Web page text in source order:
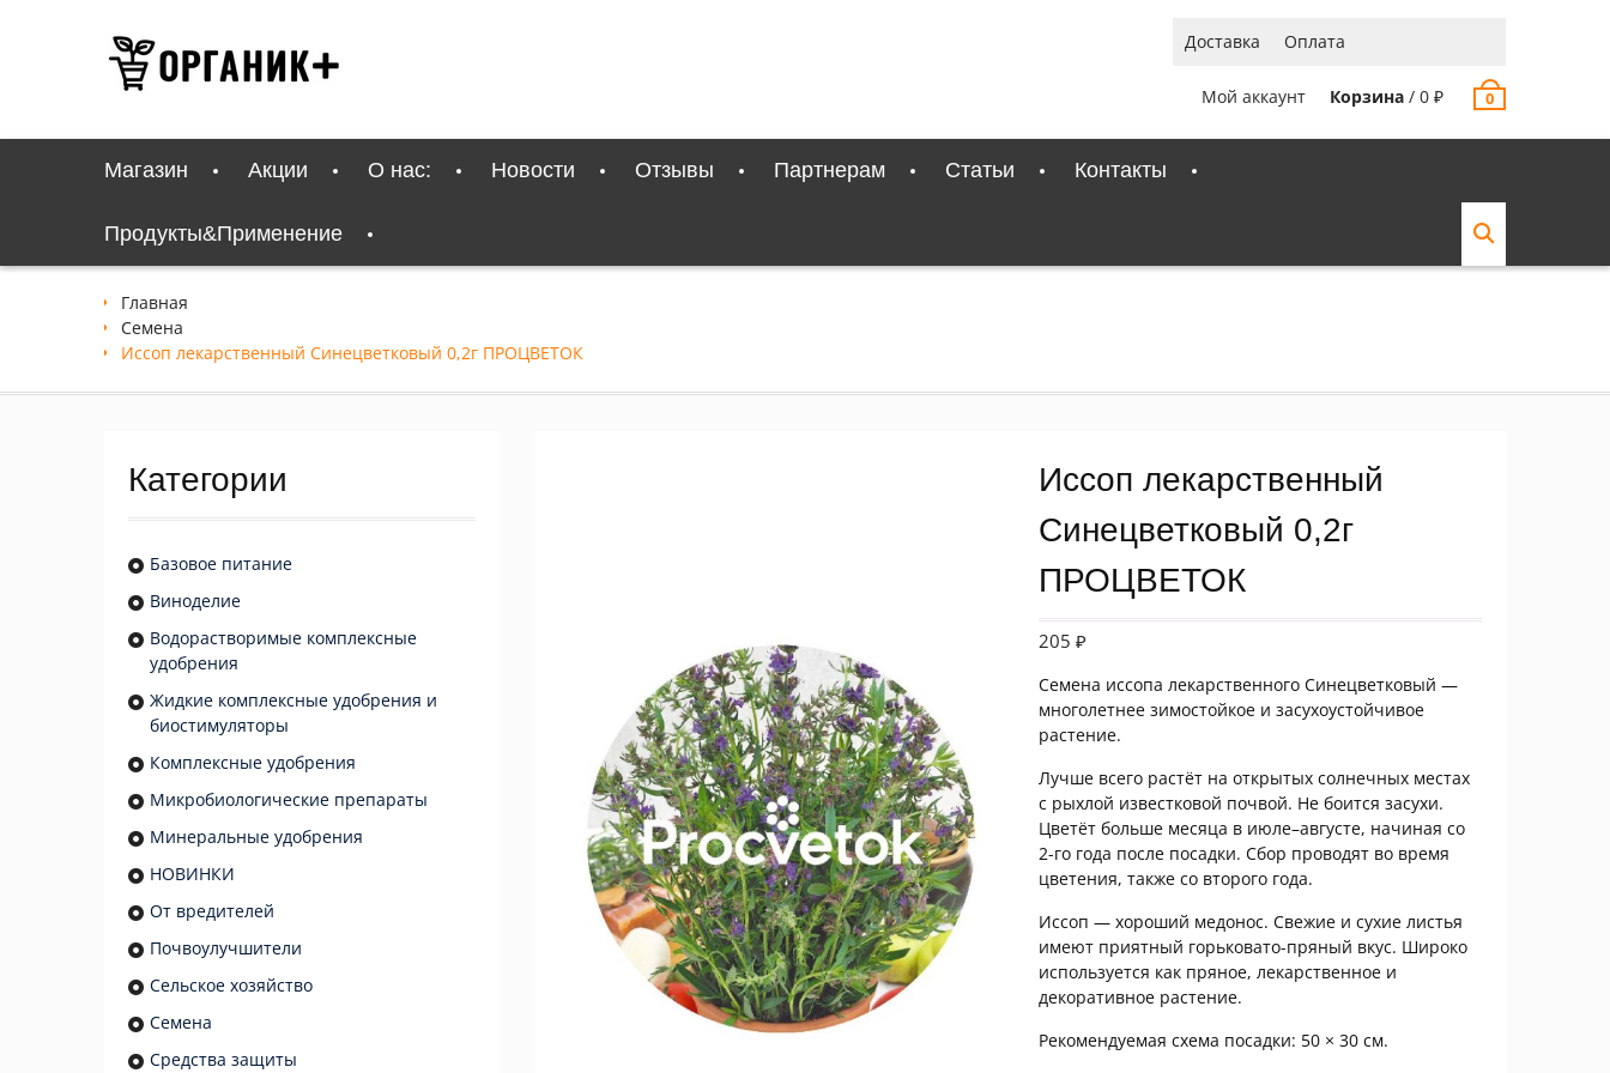
содержимому
Доставка Оплата
Мой аккаунт Корзина / 0 ₽ 0
Магазин Акции О нас: Новости Отзывы Партнерам Статьи Контакты
Продукты&Применение
Главная
Семена
Иссоп лекарственный Синецветковый 0,2г ПРОЦВЕТОК
Иссоп лекарственный
Синецветковый 0,2г
ПРОЦВЕТОК
205₽
Семена иссопа лекарственного Синецветковый —
многолетнее зимостойкое и засухоустойчивое
растение.
Лучше всего растёт на открытых солнечных местах
с рыхлой известковой почвой. Не боится засухи.
Цветёт больше месяца в июле–августе, начиная со
2-го года после посадки. Сбор проводят во время
цветения, также со второго года.
Иссоп — хороший медонос. Свежие и сухие листья
имеют приятный горьковато-пряный вкус. Широко
используется как пряное, лекарственное и
декоративное растение.
Рекомендуемая схема посадки: 50 × 30 см.
Категории
Базовое питание
Виноделие
Водорастворимые комплексные
удобрения
Жидкие комплексные удобрения и
биостимуляторы
Комплексные удобрения
Микробиологические препараты
Минеральные удобрения
НОВИНКИ
От вредителей
Почвоулучшители
Сельское хозяйство
Семена
Средства защиты